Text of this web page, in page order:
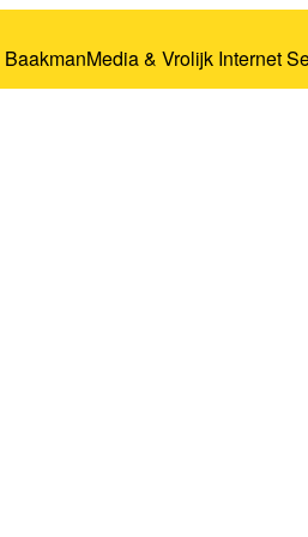
BaakmanMedia& Vrolijk Internet